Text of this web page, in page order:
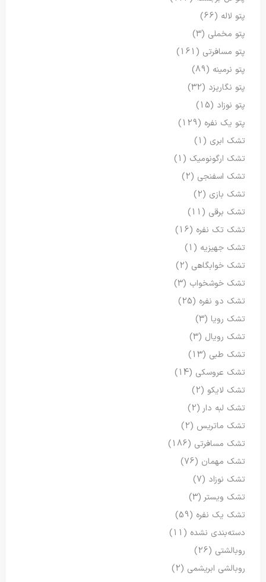
پتو لاله (66)
پتو مخملی (3)
پتو مسافرتی (161)
پتو نرمینه (89)
پتو نگاریزد (32)
پتو نوزاد (15)
پتو یک نفره (129)
تشک ابری (1)
تشک ارگونومیک (1)
تشک اسفنجی (2)
تشک بازی (2)
تشک برقی (11)
تشک تک نفره (16)
تشک جهیزیه (1)
تشک خوابگاهی (2)
تشک خوشخواب (3)
تشک دو نفره (25)
تشک رویا (3)
تشک رویال (3)
تشک طبی (13)
تشک عروسکی (14)
تشک لایکو (2)
تشک لبه دار (2)
تشک ماتریس (2)
تشک مسافرتی (186)
تشک مهمان (76)
تشک نوزاد (7)
تشک ویستر (3)
تشک یک نفره (59)
دسته‌بندی نشده (11)
روبالشتی (26)
روبالشی ابریشمی (2)